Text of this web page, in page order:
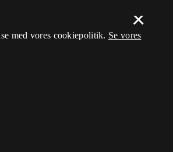
×
med vores cookiepolitik. Se vores